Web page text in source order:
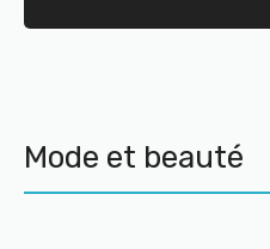
Mode et beauté